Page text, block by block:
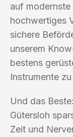
auf
hochwertiges
sichere
unserem
bestens
Instrumente
Und das
Gütersloh
Zeit und